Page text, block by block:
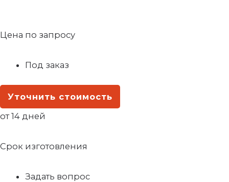
Цена по запросу
Под заказ
Уточнить стоимость
от 14 дней
Срок изготовления
Задать вопрос